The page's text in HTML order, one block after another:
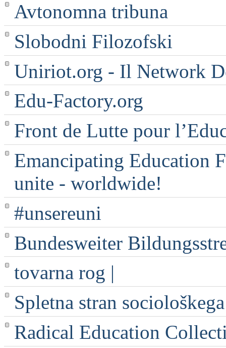
Avtonomna tribuna
Slobodni Filozofski
Uniriot.org - Il Network
Edu-Factory.org
Front de Lutte pour
Emancipating Education
unite - worldwide!
#unsereuni
Bundesweiter
tovarna rog |
Spletna stran
Radical Education